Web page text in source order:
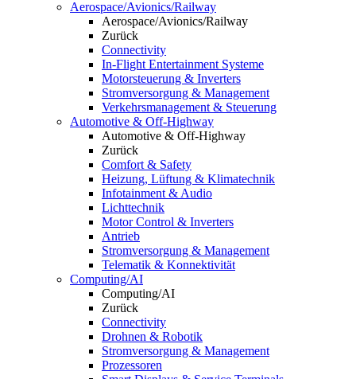
Aerospace/Avionics/Railway
Aerospace/Avionics/Railway
Zurück
Connectivity
In-Flight Entertainment Systeme
Motorsteuerung & Inverters
Stromversorgung & Management
Verkehrsmanagement & Steuerung
Automotive & Off-Highway
Automotive & Off-Highway
Zurück
Comfort & Safety
Heizung, Lüftung & Klimatechnik
Infotainment & Audio
Lichttechnik
Motor Control & Inverters
Antrieb
Stromversorgung & Management
Telematik & Konnektivität
Computing/AI
Computing/AI
Zurück
Connectivity
Drohnen & Robotik
Stromversorgung & Management
Prozessoren